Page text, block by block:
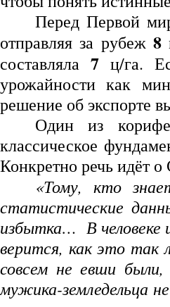
Перед Первой
отправляя за рубеж 8
составляла 7ц/га.
урожайности как
решение об экспорте
Один из
классическое
Конкретно речь идёт
«Тому, кто
статистические
избытка… В человеке
верится, как это
совсем не евши
мужика-земледельца